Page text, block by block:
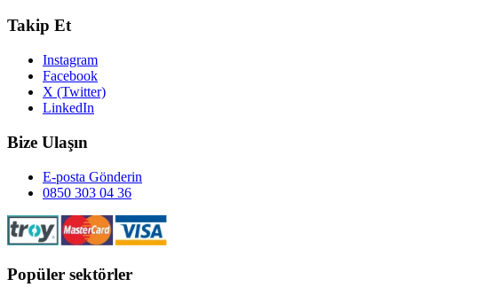
Takip Et
Instagram
Facebook
X (Twitter)
LinkedIn
Bize Ulaşın
E-posta Gönderin
0850 303 04 36
Popüler sektörler